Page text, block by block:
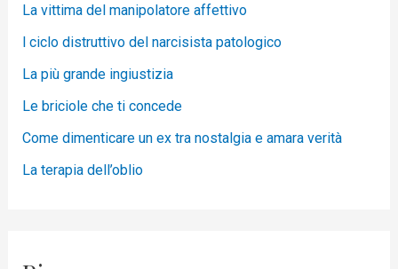
La vittima del manipolatore affettivo
l ciclo distruttivo del narcisista patologico
La più grande ingiustizia
Le briciole che ti concede
Come dimenticare un ex tra nostalgia e amara verità
La terapia dell’oblio